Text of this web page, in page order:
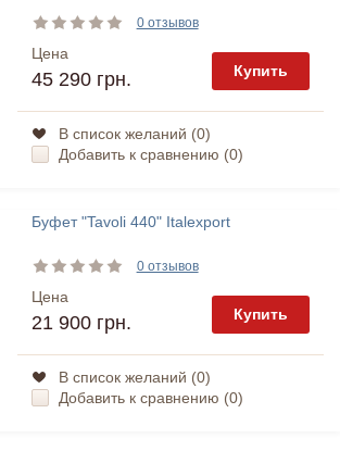
0 отзывов
Цена
45 290 грн. Купить
В список желаний (0)
Добавить к сравнению (0)
Буфет "Tavoli 440" Italexport
0 отзывов
Цена
21 900 грн. Купить
В список желаний (0)
Добавить к сравнению (0)